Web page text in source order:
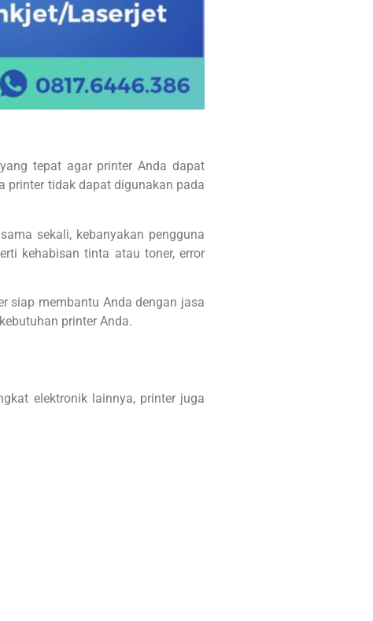
tepat agar printer Anda dapat
printer tidak dapat digunakan pada
sekali, kebanyakan pengguna
kehabisan tinta atau toner, error
siap membantu Anda dengan jasa
printer Anda.
elektronik lainnya, printer juga